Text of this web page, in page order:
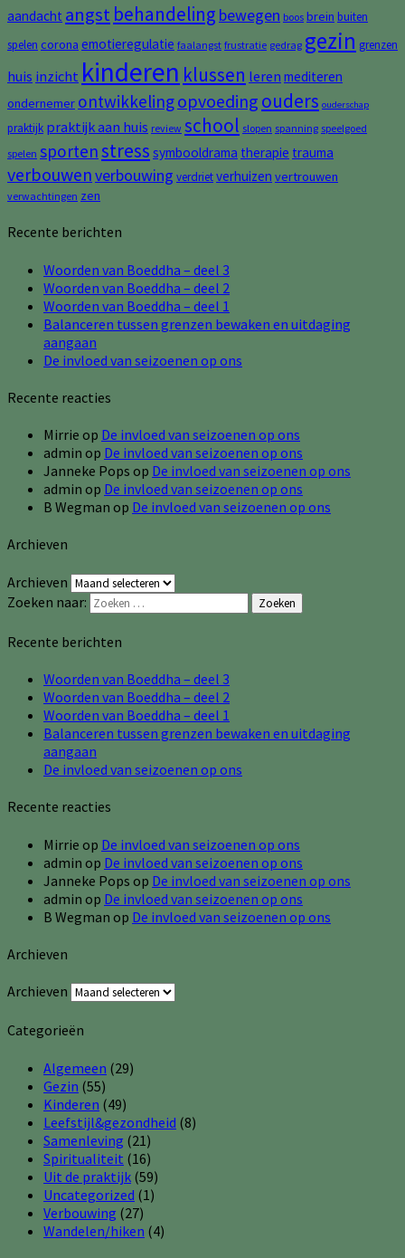
aandacht angst behandeling bewegen boos brein buiten
spelen corona emotieregulatie faalangst frustratie gedrag gezin grenzen
huis inzicht kinderen klussen leren mediteren
ondernemer ontwikkelingopvoeding ouders ouderschap
praktijk praktijk aan huis review school slopen spanning speelgoed
spelen sportenstress symbooldrama therapie trauma
verbouwenverbouwing verdrietverhuizen vertrouwen
verwachtingen zen
Recente berichten
Woorden van Boeddha – deel 3
Woorden van Boeddha – deel 2
Woorden van Boeddha – deel 1
Balanceren tussen grenzen bewaken en uitdaging
aangaan
De invloed van seizoenen op ons
Recente reacties
Mirrie op De invloed van seizoenen op ons
admin op De invloed van seizoenen op ons
Janneke Pops op De invloed van seizoenen op ons
admin op De invloed van seizoenen op ons
B Wegman op De invloed van seizoenen op ons
Archieven
Archieven
Zoeken naar:
Zoeken
Recente berichten
Woorden van Boeddha – deel 3
Woorden van Boeddha – deel 2
Woorden van Boeddha – deel 1
Balanceren tussen grenzen bewaken en uitdaging
aangaan
De invloed van seizoenen op ons
Recente reacties
Mirrie op De invloed van seizoenen op ons
admin op De invloed van seizoenen op ons
Janneke Pops op De invloed van seizoenen op ons
admin op De invloed van seizoenen op ons
B Wegman op De invloed van seizoenen op ons
Archieven
Archieven
Categorieën
Algemeen (29)
Gezin (55)
Kinderen (49)
Leefstijl&gezondheid (8)
Samenleving (21)
Spiritualiteit (16)
Uit de praktijk (59)
Uncategorized (1)
Verbouwing (27)
Wandelen/hiken (4)